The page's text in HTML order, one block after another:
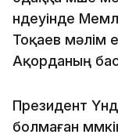
үндеуінде
Тоқаев мәлім
Ақорданың
Президент
болмаған